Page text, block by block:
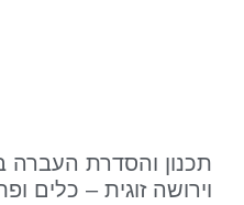
תכנון והסדרת העברה
וירושה זוגית – כלים